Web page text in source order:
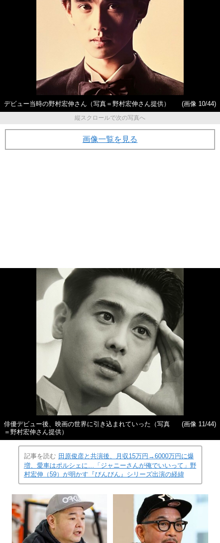
デビュー当時の野村宏伸さん（写真＝野村宏伸さん提供）
(画像 10/44)
縦スクロールで次の写真へ
画像一覧を見る
俳優デビュー後、映画の世界に引き込まれていった（写真
＝野村宏伸さん提供）
(画像 11/44)
記事を読む 田原俊彦と共演後、月収15万円→6000万円に爆
増、愛車はポルシェに…「ジャニーさんが俺でいいって」野
村宏伸（59）が明かす『びんびん』シリーズ出演の経緯